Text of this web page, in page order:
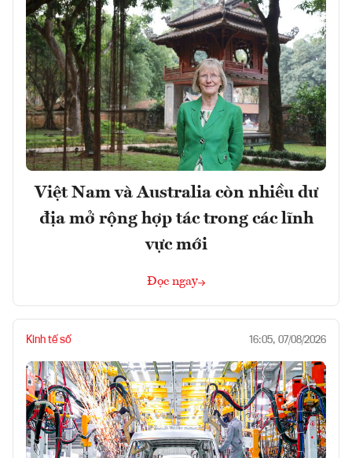
Việt Nam và Australia còn nhiều dư
địa mở rộng hợp tác trong các lĩnh
vực mới
Đọc ngay
Kinh tế số 16:05, 07/08/2026